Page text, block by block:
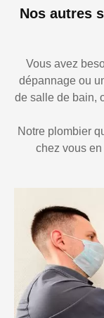
Nos autres
Vous avez
dépannage ou
de salle de bain,
Notre plombier
chez vous